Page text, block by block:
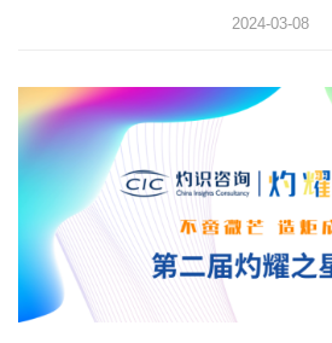
2024-03-08